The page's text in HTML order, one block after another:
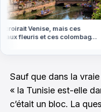
Venise, mais ces
fleuris et ces colombages
Sauf que dans la
« la Tunisie est-elle
c’était un bloc. La